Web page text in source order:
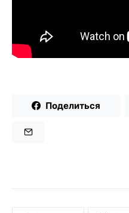
Поделиться